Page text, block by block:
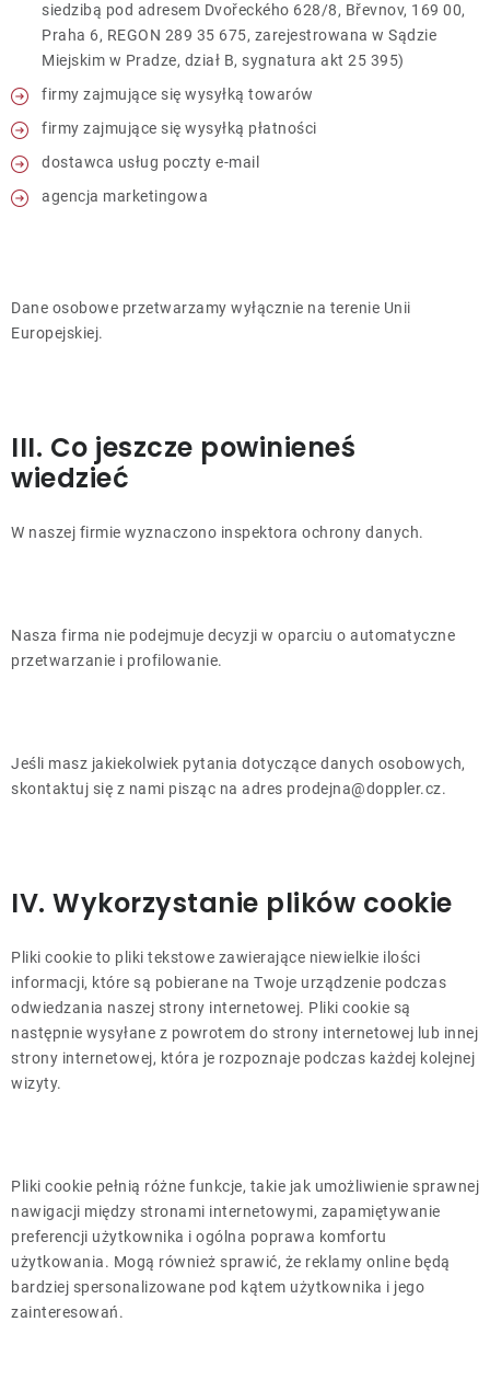
siedzibą pod adresem Dvořeckého 628/8, Břevnov, 169 00,
Praha 6, REGON 289 35 675, zarejestrowana w Sądzie
Miejskim w Pradze, dział B, sygnatura akt 25 395)
firmy zajmujące się wysyłką towarów
firmy zajmujące się wysyłką płatności
dostawca usług poczty e-mail
agencja marketingowa
Dane osobowe przetwarzamy wyłącznie na terenie Unii
Europejskiej.
III. Co jeszcze powinieneś
wiedzieć
W naszej firmie wyznaczono inspektora ochrony danych.
Nasza firma nie podejmuje decyzji w oparciu o automatyczne
przetwarzanie i profilowanie.
Jeśli masz jakiekolwiek pytania dotyczące danych osobowych,
skontaktuj się z nami pisząc na adres prodejna@doppler.cz.
IV. Wykorzystanie plików cookie
Pliki cookie to pliki tekstowe zawierające niewielkie ilości
informacji, które są pobierane na Twoje urządzenie podczas
odwiedzania naszej strony internetowej. Pliki cookie są
następnie wysyłane z powrotem do strony internetowej lub innej
strony internetowej, która je rozpoznaje podczas każdej kolejnej
wizyty.
Pliki cookie pełnią różne funkcje, takie jak umożliwienie sprawnej
nawigacji między stronami internetowymi, zapamiętywanie
preferencji użytkownika i ogólna poprawa komfortu
użytkowania. Mogą również sprawić, że reklamy online będą
bardziej spersonalizowane pod kątem użytkownika i jego
zainteresowań.